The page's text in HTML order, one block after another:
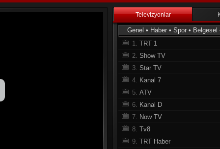
Televizyonlar
Genel • Haber • Spor • Belgesel
1. TRT 1
2. Show TV
3. Star TV
4. Kanal 7
5. ATV
6. Kanal D
7. Now TV
8. Tv8
9. TRT Haber